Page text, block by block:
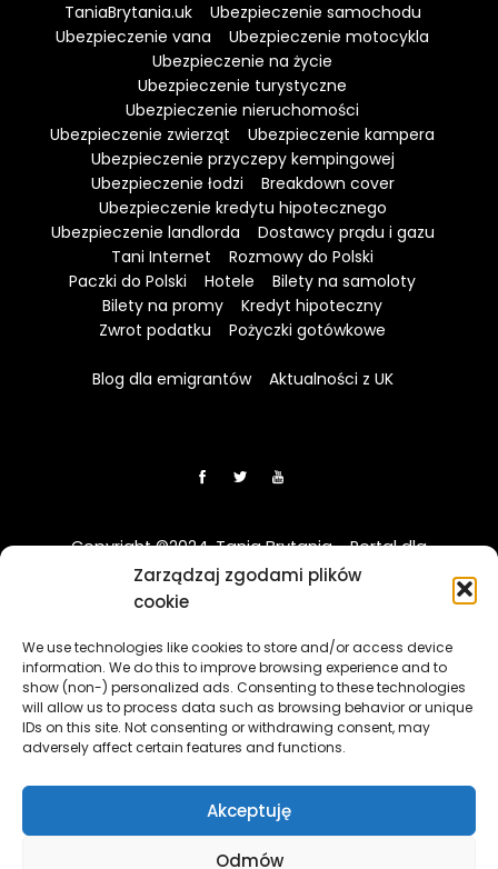
Zarządzaj zgodami plików
cookie
We use technologies like cookies to store and/or access device
information. We do this to improve browsing experience and to
show (non-) personalized ads. Consenting to these technologies
will allow us to process data such as browsing behavior or unique
IDs on this site. Not consenting or withdrawing consent, may
adversely affect certain features and functions.
Akceptuję
Odmów
TaniaBrytania.uk
Ubezpieczenie samochodu
Ubezpieczenie vana
Ubezpieczenie motocykla
Ubezpieczenie na życie
Ubezpieczenie turystyczne
Ubezpieczenie nieruchomości
Ubezpieczenie zwierząt
Ubezpieczenie kampera
Ubezpieczenie przyczepy kempingowej
Ubezpieczenie łodzi
Breakdown cover
Ubezpieczenie kredytu hipotecznego
Ubezpieczenie landlorda
Dostawcy prądu i gazu
Tani Internet
Rozmowy do Polski
Paczki do Polski
Hotele
Bilety na samoloty
Bilety na promy
Kredyt hipoteczny
Zwrot podatku
Pożyczki gotówkowe
Blog dla emigrantów Aktualności z UK
Copyright ©2024. Tania Brytania - Portal dla
Polaków w UK
przez Financial Conduct Authority (FCA) i jest prowadzona
wyłącznie w celach informacyjno-edukacyjnych. Treści
zawierająca linki sponsorowane i afiliacyjne, a klikając w nie
i korzystając z usług reklamodawców lub firm
współpracujących, nasz serwis może otrzymać
Financial Conduct Authority (FCA) and is operated solely for